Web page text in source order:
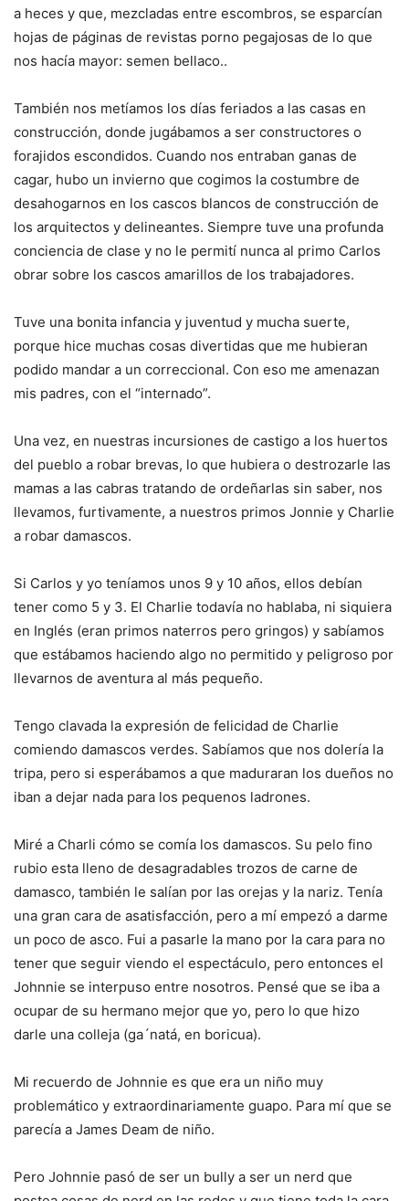
a heces y que, mezcladas entre escombros, se esparcían
hojas de páginas de revistas porno pegajosas de lo que
nos hacía mayor: semen bellaco..
También nos metíamos los días feriados a las casas en
construcción, donde jugábamos a ser constructores o
forajidos escondidos. Cuando nos entraban ganas de
cagar, hubo un invierno que cogimos la costumbre de
desahogarnos en los cascos blancos de construcción de
los arquitectos y delineantes. Siempre tuve una profunda
conciencia de clase y no le permití nunca al primo Carlos
obrar sobre los cascos amarillos de los trabajadores.
Tuve una bonita infancia y juventud y mucha suerte,
porque hice muchas cosas divertidas que me hubieran
podido mandar a un correccional. Con eso me amenazan
mis padres, con el “internado”.
Una vez, en nuestras incursiones de castigo a los huertos
del pueblo a robar brevas, lo que hubiera o destrozarle las
mamas a las cabras tratando de ordeñarlas sin saber, nos
llevamos, furtivamente, a nuestros primos Jonnie y Charlie
a robar damascos.
Si Carlos y yo teníamos unos 9 y 10 años, ellos debían
tener como 5 y 3. El Charlie todavía no hablaba, ni siquiera
en Inglés (eran primos naterros pero gringos) y sabíamos
que estábamos haciendo algo no permitido y peligroso por
llevarnos de aventura al más pequeño.
Tengo clavada la expresión de felicidad de Charlie
comiendo damascos verdes. Sabíamos que nos dolería la
tripa, pero si esperábamos a que maduraran los dueños no
iban a dejar nada para los pequenos ladrones.
Miré a Charli cómo se comía los damascos. Su pelo fino
rubio esta lleno de desagradables trozos de carne de
damasco, también le salían por las orejas y la nariz. Tenía
una gran cara de asatisfacción, pero a mí empezó a darme
un poco de asco. Fui a pasarle la mano por la cara para no
tener que seguir viendo el espectáculo, pero entonces el
Johnnie se interpuso entre nosotros. Pensé que se iba a
ocupar de su hermano mejor que yo, pero lo que hizo
darle una colleja (ga´natá, en boricua).
Mi recuerdo de Johnnie es que era un niño muy
problemático y extraordinariamente guapo. Para mí que se
parecía a James Deam de niño.
Pero Johnnie pasó de ser un bully a ser un nerd que